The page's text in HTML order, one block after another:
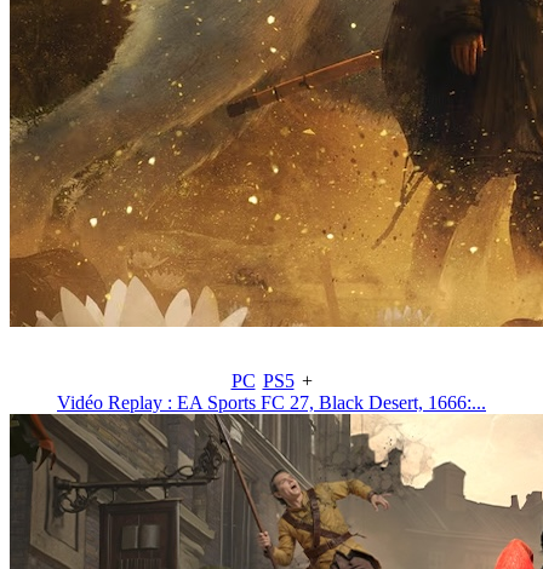
PC PS5 +
Vidéo Replay : EA Sports FC 27, Black Desert, 1666:...